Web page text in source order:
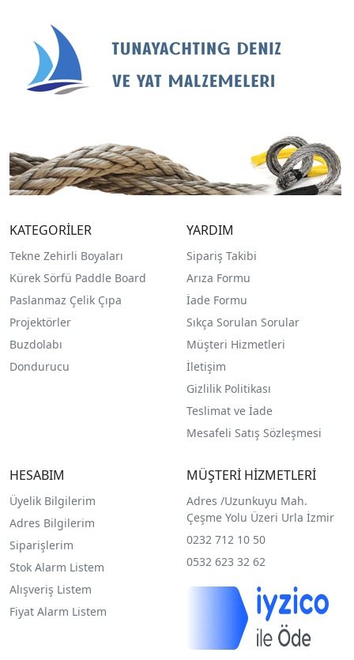
KATEGORİLER
Tekne Zehirli Boyaları
Kürek Sörfü Paddle Board
Paslanmaz Çelik Çıpa
Projektörler
Buzdolabı
Dondurucu
YARDIM
Sipariş Takibi
Arıza Formu
İade Formu
Sıkça Sorulan Sorular
Müşteri Hizmetleri
İletişim
Gizlilik Politikası
Teslimat ve İade
Mesafeli Satış Sözleşmesi
HESABIM
Üyelik Bilgilerim
Adres Bilgilerim
Siparişlerim
Stok Alarm Listem
Alışveriş Listem
Fiyat Alarm Listem
MÜŞTERİ HİZMETLERİ
Adres /Uzunkuyu Mah.
Çeşme Yolu Üzeri Urla İzmir
0232 712 10 50
0532 623 32 62